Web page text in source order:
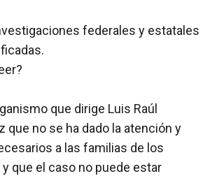
federales y estatales
que dirige Luis Raúl
que no se ha dado la atención y
a las familias de los
que el caso no puede estar